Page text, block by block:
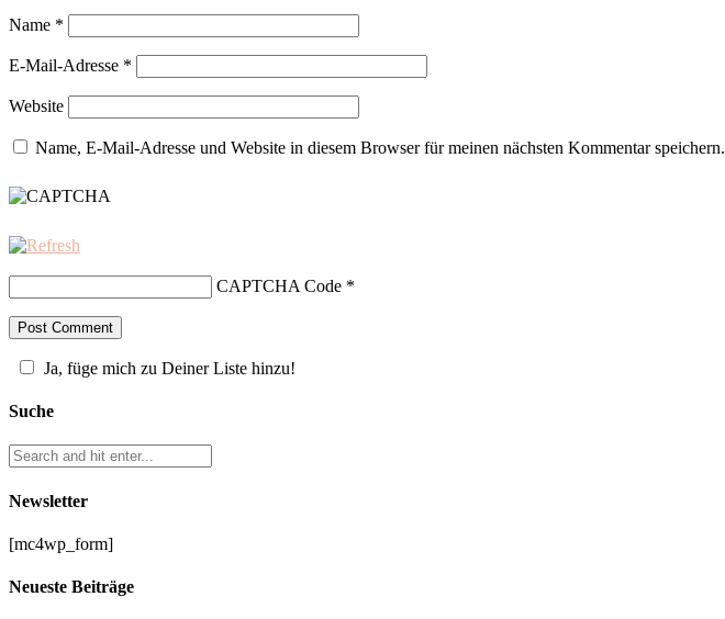
Name *
E-Mail-Adresse *
Website
Name, E-Mail-Adresse und Website in diesem Browser für meinen nächsten Kommentar speichern.
CAPTCHA Code *
Ja, füge mich zu Deiner Liste hinzu!
Suche
Newsletter
[mc4wp_form]
Neueste Beiträge